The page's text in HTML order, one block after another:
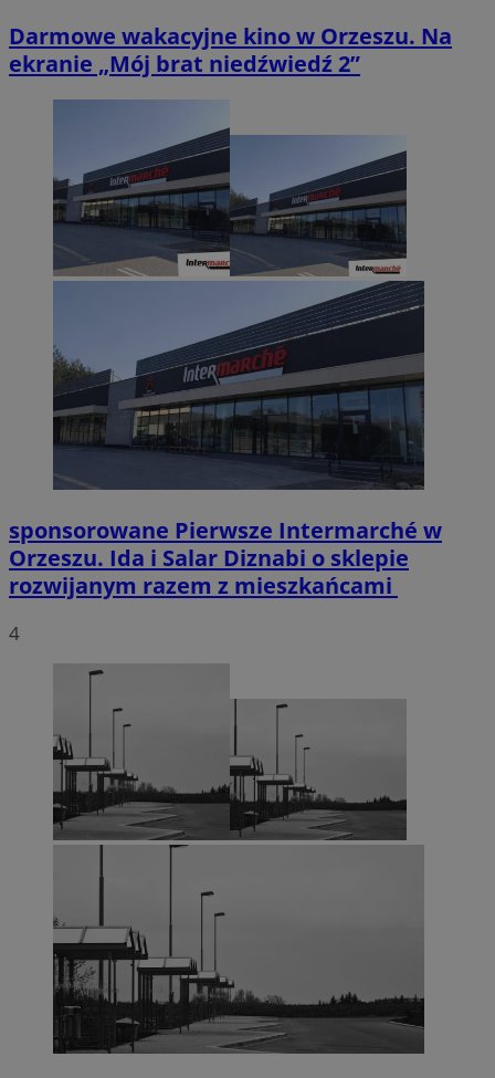
Darmowe wakacyjne kino w Orzeszu. Na
ekranie „Mój brat niedźwiedź 2”
sponsorowane Pierwsze Intermarché w
Orzeszu. Ida i Salar Diznabi o sklepie
rozwijanym razem z mieszkańcami
4